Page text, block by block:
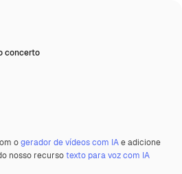
concerto
ogerador de vídeos com IAe adicione
nosso recursotexto para voz com IA